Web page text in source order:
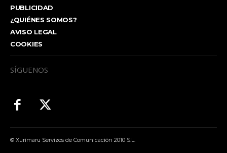
PUBLICIDAD
¿QUIÉNES SOMOS?
AVISO LEGAL
COOKIES
SÍGUENOS
© Xurimaru Servizos de Comunicación 2010 S.L.